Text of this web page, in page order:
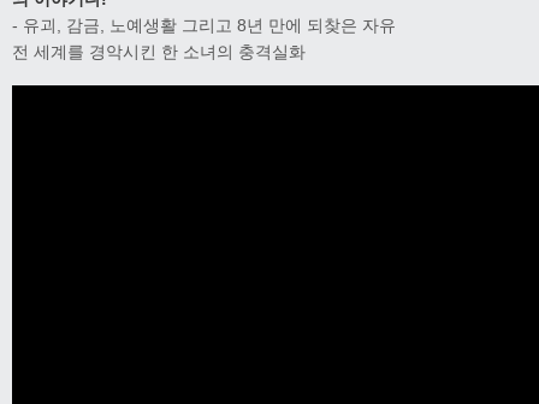
- 유괴, 감금, 노예생활 그리고 8년 만에 되찾은 자유
전 세계를 경악시킨 한 소녀의 충격실화